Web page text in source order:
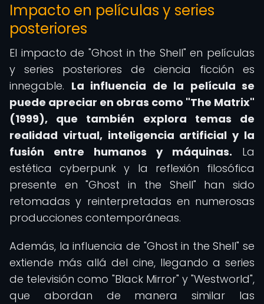
Impacto en películas y series
posteriores
El impacto de "Ghost in the Shell" en películas
y series posteriores de ciencia ficción es
innegable. La influencia de la película se
puede apreciar en obras como "The Matrix"
(1999), que también explora temas de
realidad virtual, inteligencia artificial y la
fusión entre humanos y máquinas. La
estética cyberpunk y la reflexión filosófica
presente en "Ghost in the Shell" han sido
retomadas y reinterpretadas en numerosas
producciones contemporáneas.
Además, la influencia de "Ghost in the Shell" se
extiende más allá del cine, llegando a series
de televisión como "Black Mirror" y "Westworld",
que abordan de manera similar las